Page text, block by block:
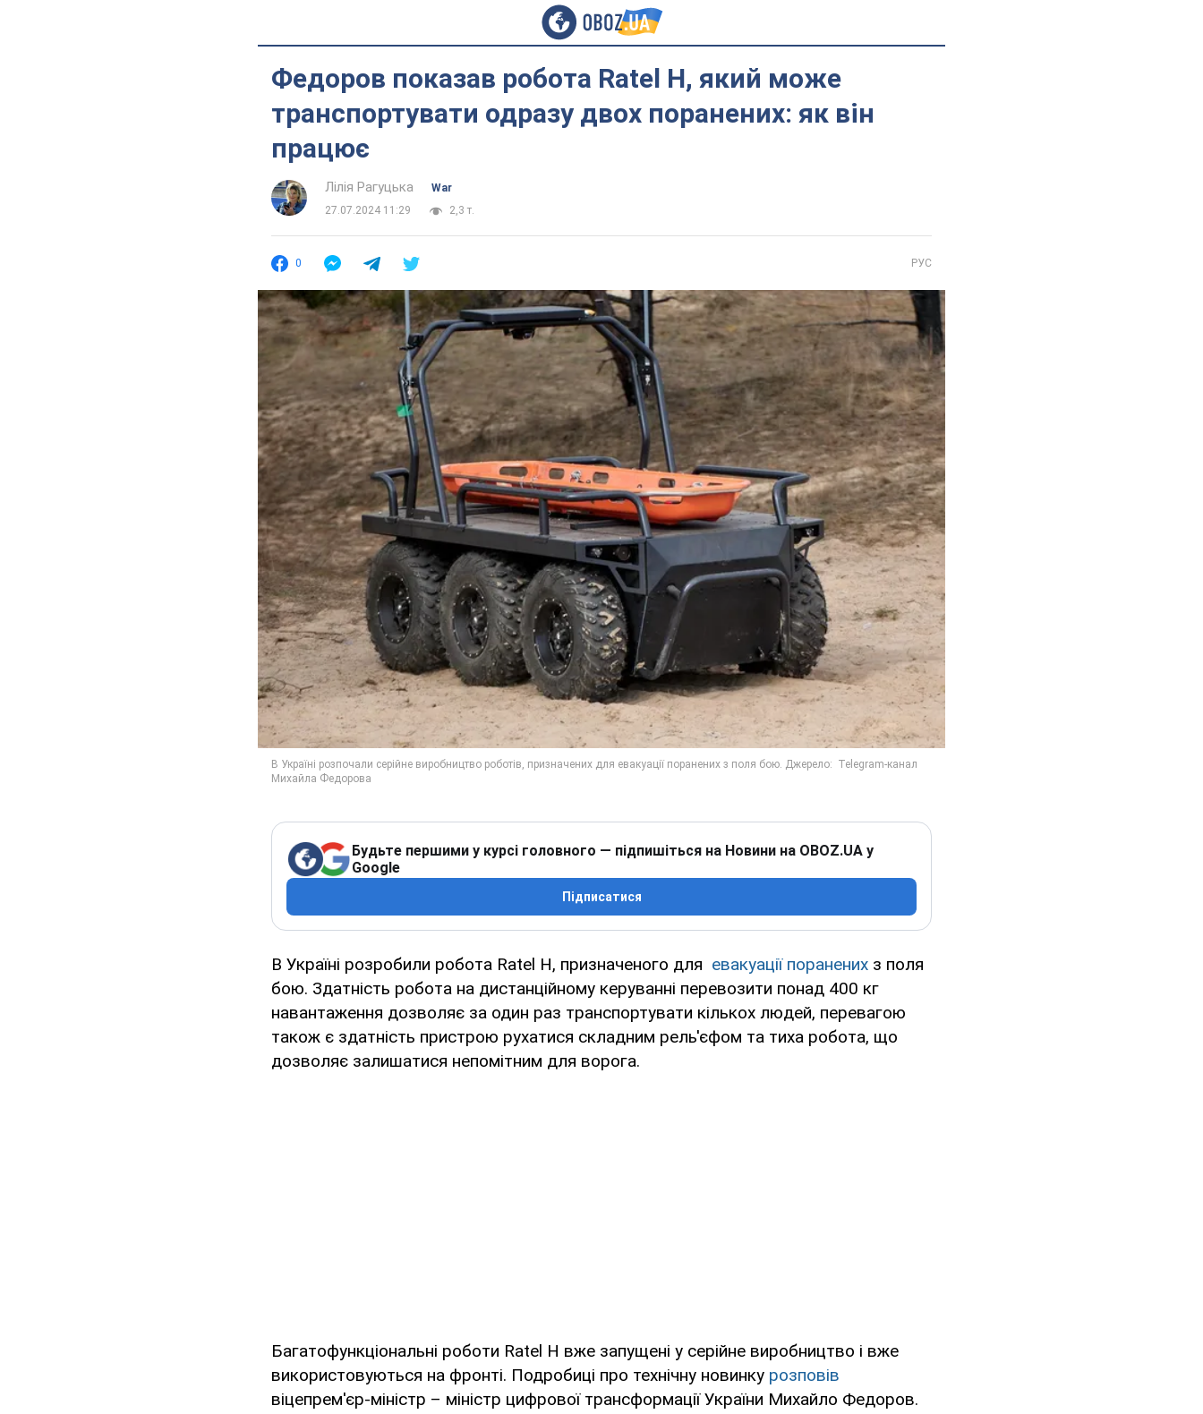
Федоров показав робота Ratel Н, який може
транспортувати одразу двох поранених: як він
працює
Лілія Рагуцька
War
27.07.2024 11:29
2,3 т.
0 РУС
Будьте першими у курсі головного — підпишіться на Новини на OBOZ.UA у
Google
Підписатися
В Україні розробили робота Ratel Н, призначеного для евакуації поранених з поля
бою. Здатність робота на дистанційному керуванні перевозити понад 400 кг
навантаження дозволяє за один раз транспортувати кількох людей, перевагою
також є здатність пристрою рухатися складним рель'єфом та тиха робота, що
дозволяє залишатися непомітним для ворога.
Багатофункціональні роботи Ratel Н вже запущені у серійне виробництво і вже
використовуються на фронті. Подробиці про технічну новинку розповів
віцепрем'єр-міністр – міністр цифрової трансформації України Михайло Федоров.